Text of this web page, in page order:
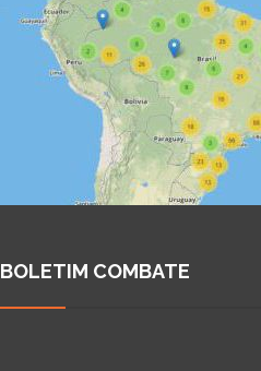
BOLETIM COMBATE